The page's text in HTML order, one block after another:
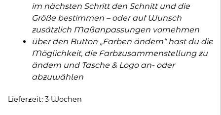
im nächsten Schritt den Schnitt und die
Größe bestimmen – oder auf Wunsch
zusätzlich Maßanpassungen vornehmen
über den Button „Farben ändern“ hast du die
Möglichkeit, die Farbzusammenstellung zu
ändern und Tasche & Logo an- oder
abzuwählen
Lieferzeit: 3 Wochen